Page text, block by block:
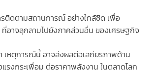
ติดตามสถานการณ์ อย่างใกล้ชิด เพื่อ
อาจลุกลามไปยังภาคส่วนอื่น ของเศรษฐกิจ
เหตุการณ์นี้ อาจส่งผลต่อเสถียรภาพด้าน
รงกระเพื่อม ต่อราคาพลังงาน ในตลาดโลก